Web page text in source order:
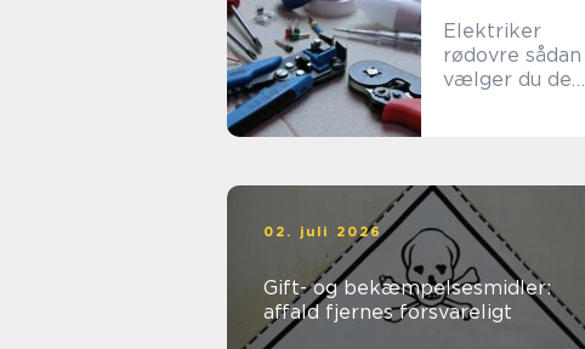
Elektriker
rødovre sådan
vælger du den
02. juli 2026
Gift- og bekæmpelsesmidler:
affald fjernes forsvareligt